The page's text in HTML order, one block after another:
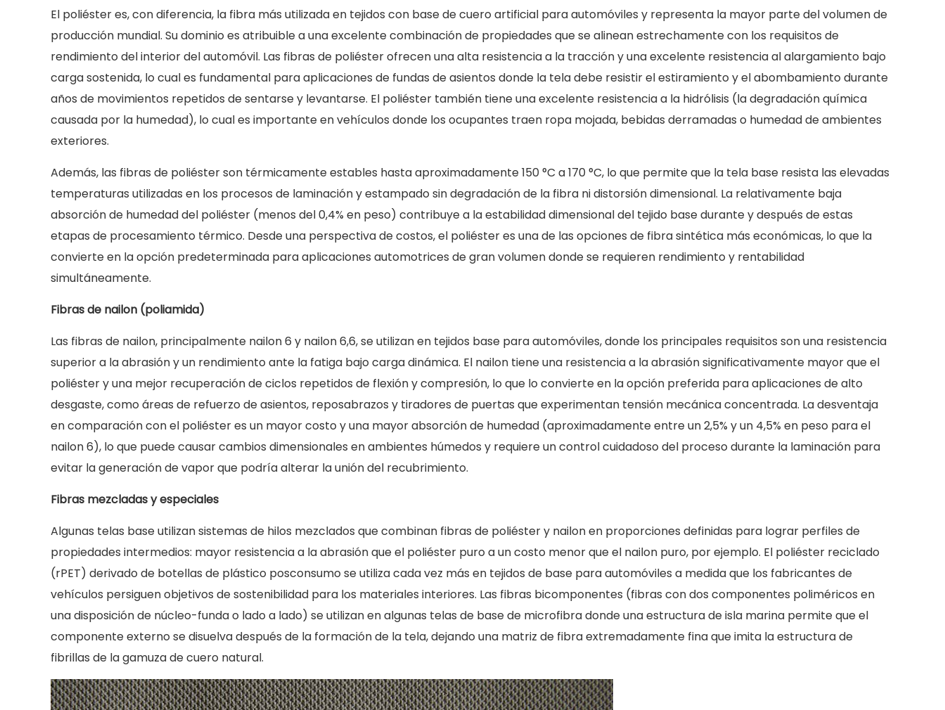
especiales
4
Métodos
de
construcción
de
telas
y
efecto
sobre
el
rendimiento
4.1
Telas
tejidas
4.2
Tejidos
básicos
de
punto
4.3
Telas
base
tejidas
5
Parámetros
clave
de
composición
y
sus
implicaciones
el
El poliéster es, con diferencia, la fibra más utilizada en tejidos con base de cuero artificial para automóviles y representa la mayor parte del volumen de
producción mundial. Su dominio es atribuible a una excelente combinación de propiedades que se alinean estrechamente con los requisitos de
rendimiento del interior del automóvil. Las fibras de poliéster ofrecen una alta resistencia a la tracción y una excelente resistencia al alargamiento bajo
carga sostenida, lo cual es fundamental para aplicaciones de fundas de asientos donde la tela debe resistir el estiramiento y el abombamiento durante
años de movimientos repetidos de sentarse y levantarse. El poliéster también tiene una excelente resistencia a la hidrólisis (la degradación química
causada por la humedad), lo cual es importante en vehículos donde los ocupantes traen ropa mojada, bebidas derramadas o humedad de ambientes
exteriores.
Además, las fibras de poliéster son térmicamente estables hasta aproximadamente 150 °C a 170 °C, lo que permite que la tela base resista las elevadas
temperaturas utilizadas en los procesos de laminación y estampado sin degradación de la fibra ni distorsión dimensional. La relativamente baja
absorción de humedad del poliéster (menos del 0,4% en peso) contribuye a la estabilidad dimensional del tejido base durante y después de estas
etapas de procesamiento térmico. Desde una perspectiva de costos, el poliéster es una de las opciones de fibra sintética más económicas, lo que la
convierte en la opción predeterminada para aplicaciones automotrices de gran volumen donde se requieren rendimiento y rentabilidad
simultáneamente.
Fibras de nailon (poliamida)
Las fibras de nailon, principalmente nailon 6 y nailon 6,6, se utilizan en tejidos base para automóviles, donde los principales requisitos son una resistencia
superior a la abrasión y un rendimiento ante la fatiga bajo carga dinámica. El nailon tiene una resistencia a la abrasión significativamente mayor que el
poliéster y una mejor recuperación de ciclos repetidos de flexión y compresión, lo que lo convierte en la opción preferida para aplicaciones de alto
desgaste, como áreas de refuerzo de asientos, reposabrazos y tiradores de puertas que experimentan tensión mecánica concentrada. La desventaja
en comparación con el poliéster es un mayor costo y una mayor absorción de humedad (aproximadamente entre un 2,5% y un 4,5% en peso para el
nailon 6), lo que puede causar cambios dimensionales en ambientes húmedos y requiere un control cuidadoso del proceso durante la laminación para
evitar la generación de vapor que podría alterar la unión del recubrimiento.
Fibras mezcladas y especiales
Algunas telas base utilizan sistemas de hilos mezclados que combinan fibras de poliéster y nailon en proporciones definidas para lograr perfiles de
propiedades intermedios: mayor resistencia a la abrasión que el poliéster puro a un costo menor que el nailon puro, por ejemplo. El poliéster reciclado
(rPET) derivado de botellas de plástico posconsumo se utiliza cada vez más en tejidos de base para automóviles a medida que los fabricantes de
vehículos persiguen objetivos de sostenibilidad para los materiales interiores. Las fibras bicomponentes (fibras con dos componentes poliméricos en
una disposición de núcleo-funda o lado a lado) se utilizan en algunas telas de base de microfibra donde una estructura de isla marina permite que el
componente externo se disuelva después de la formación de la tela, dejando una matriz de fibra extremadamente fina que imita la estructura de
fibrillas de la gamuza de cuero natural.